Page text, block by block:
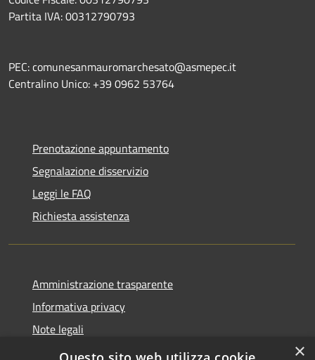
Partita IVA: 00312790793
PEC: comunesanmauromarchesato@asmepec.it
Centralino Unico: +39 0962 53764
Prenotazione appuntamento
Segnalazione disservizio
Leggi le FAQ
Richiesta assistenza
Amministrazione trasparente
Informativa privacy
Note legali
Dichiarazione di accessibilità
×